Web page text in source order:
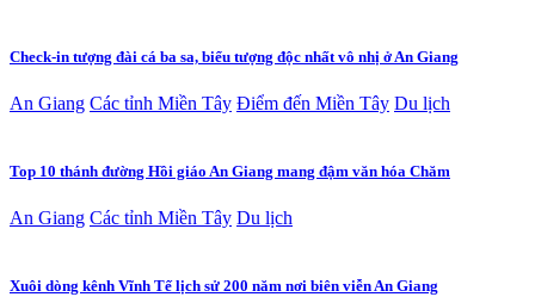
Check-in tượng đài cá ba sa, biểu tượng độc nhất vô nhị ở An Giang
An Giang Các tỉnh Miền Tây Điểm đến Miền Tây Du lịch
Top 10 thánh đường Hồi giáo An Giang mang đậm văn hóa Chăm
An Giang Các tỉnh Miền Tây Du lịch
Xuôi dòng kênh Vĩnh Tế lịch sử 200 năm nơi biên viễn An Giang